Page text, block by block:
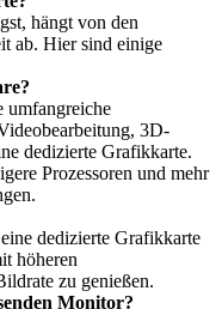
hängt von den
ab. Hier sind einige
umfangreiche
3D-
dedizierte Grafikkarte.
Prozessoren und mehr
dedizierte Grafikkarte
höheren
zu genießen.
Monitor?